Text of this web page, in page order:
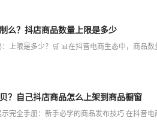
么？抖店商品数量上限是多少
？自己抖店商品怎么上架到商品橱窗